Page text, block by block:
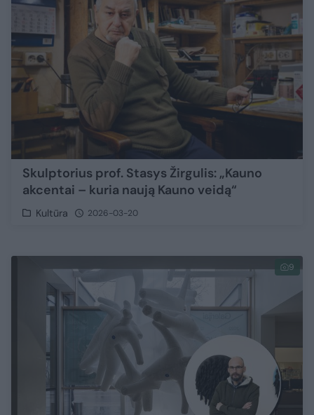
Skulptorius prof. Stasys Žirgulis: „Kauno
akcentai – kuria naują Kauno veidą“
Kultūra 2026-03-20
9